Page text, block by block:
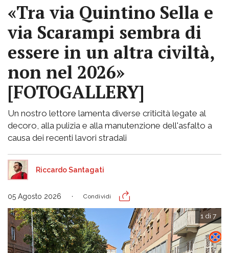
«Tra via Quintino Sella e
via Scarampi sembra di
essere in un altra civiltà,
non nel 2026»
[FOTOGALLERY]
Un nostro lettore lamenta diverse criticità legate al
decoro, alla pulizia e alla manutenzione dell'asfalto a
causa dei recenti lavori stradali
Riccardo Santagati
05 Agosto 2026 Condividi
1 di 7